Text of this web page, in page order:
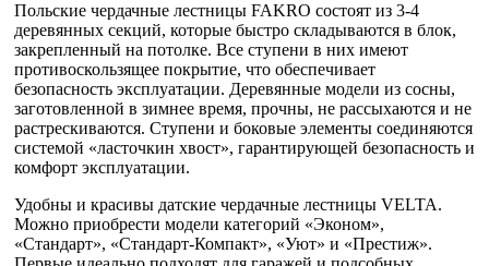
Польские чердачные лестницы FAKRO состоят из 3-4
деревянных секций, которые быстро складываются в блок,
закрепленный на потолке. Все ступени в них имеют
противоскользящее покрытие, что обеспечивает
безопасность эксплуатации. Деревянные модели из сосны,
заготовленной в зимнее время, прочны, не рассыхаются и не
растрескиваются. Ступени и боковые элементы соединяются
системой «ласточкин хвост», гарантирующей безопасность и
комфорт эксплуатации.
Удобны и красивы датские чердачные лестницы VELTA.
Можно приобрести модели категорий «Эконом»,
«Стандарт», «Стандарт-Компакт», «Уют» и «Престиж».